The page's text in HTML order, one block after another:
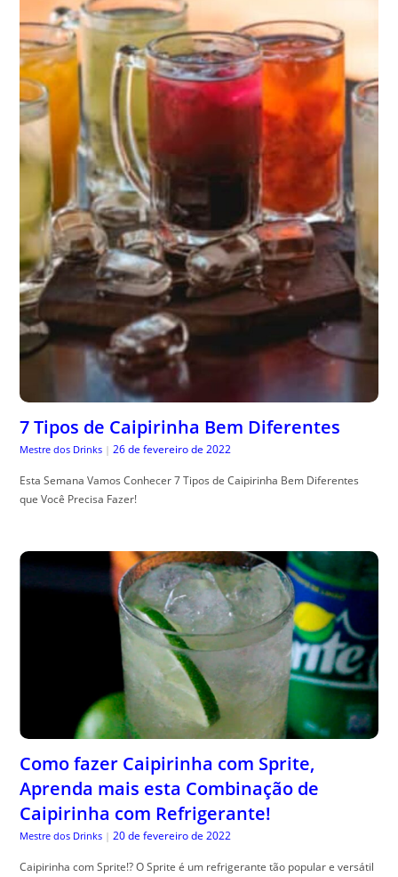
7 Tipos de Caipirinha Bem Diferentes
Mestre dos Drinks | 26 de fevereiro de 2022
Esta Semana Vamos Conhecer 7 Tipos de Caipirinha Bem Diferentes
que Você Precisa Fazer!
Como fazer Caipirinha com Sprite,
Aprenda mais esta Combinação de
Caipirinha com Refrigerante!
Mestre dos Drinks | 20 de fevereiro de 2022
Caipirinha com Sprite!? O Sprite é um refrigerante tão popular e versátil